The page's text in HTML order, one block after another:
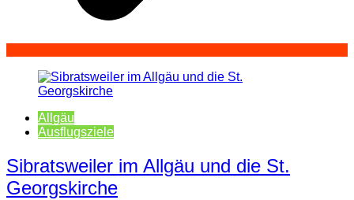
Allgäu
Ausflugsziele
Sibratsweiler im Allgäu und die St.
Georgskirche